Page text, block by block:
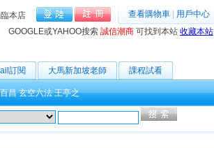
臨本店 查看購物車
用戶中心
GOOGLE或YAHOO搜索 誠信潮商 可找到本站 收藏本站
訂閱 大馬新加坡老師 課程試看
昌 玄空六法 王亭之